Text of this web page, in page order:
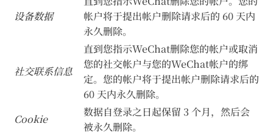
设备数据
帐户将于提出帐户删除请求后的 60 天内
永久删除。
社交联系信息
直到您指示WeChat删除您的帐户或取消
您的社交帐户与您的WeChat帐户的绑
定。您的帐户将于提出帐户删除请求后的
60 天内永久删除。
Cookie
数据自登录之日起保留 3 个月，然后会
被永久删除。